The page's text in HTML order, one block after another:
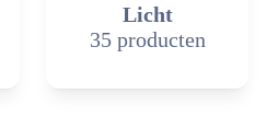
Licht
35 producten